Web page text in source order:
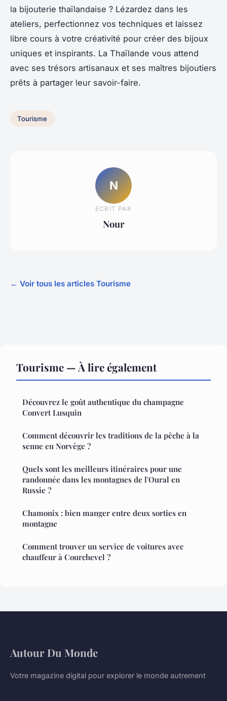
la bijouterie thaïlandaise ? Lézardez dans les
ateliers, perfectionnez vos techniques et laissez
libre cours à votre créativité pour créer des bijoux
uniques et inspirants. La Thaïlande vous attend
avec ses trésors artisanaux et ses maîtres bijoutiers
prêts à partager leur savoir-faire.
Tourisme
N
ECRIT PAR
Nour
← Voir tous les articles Tourisme
Tourisme — À lire également
Découvrez le goût authentique du champagne
Convert Lusquin
Comment découvrir les traditions de la pêche à la
senne en Norvège ?
Quels sont les meilleurs itinéraires pour une
randonnée dans les montagnes de l'Oural en
Russie ?
Chamonix : bien manger entre deux sorties en
montagne
Comment trouver un service de voitures avec
chauffeur à Courchevel ?
Autour Du Monde
Votre magazine digital pour explorer le monde autrement